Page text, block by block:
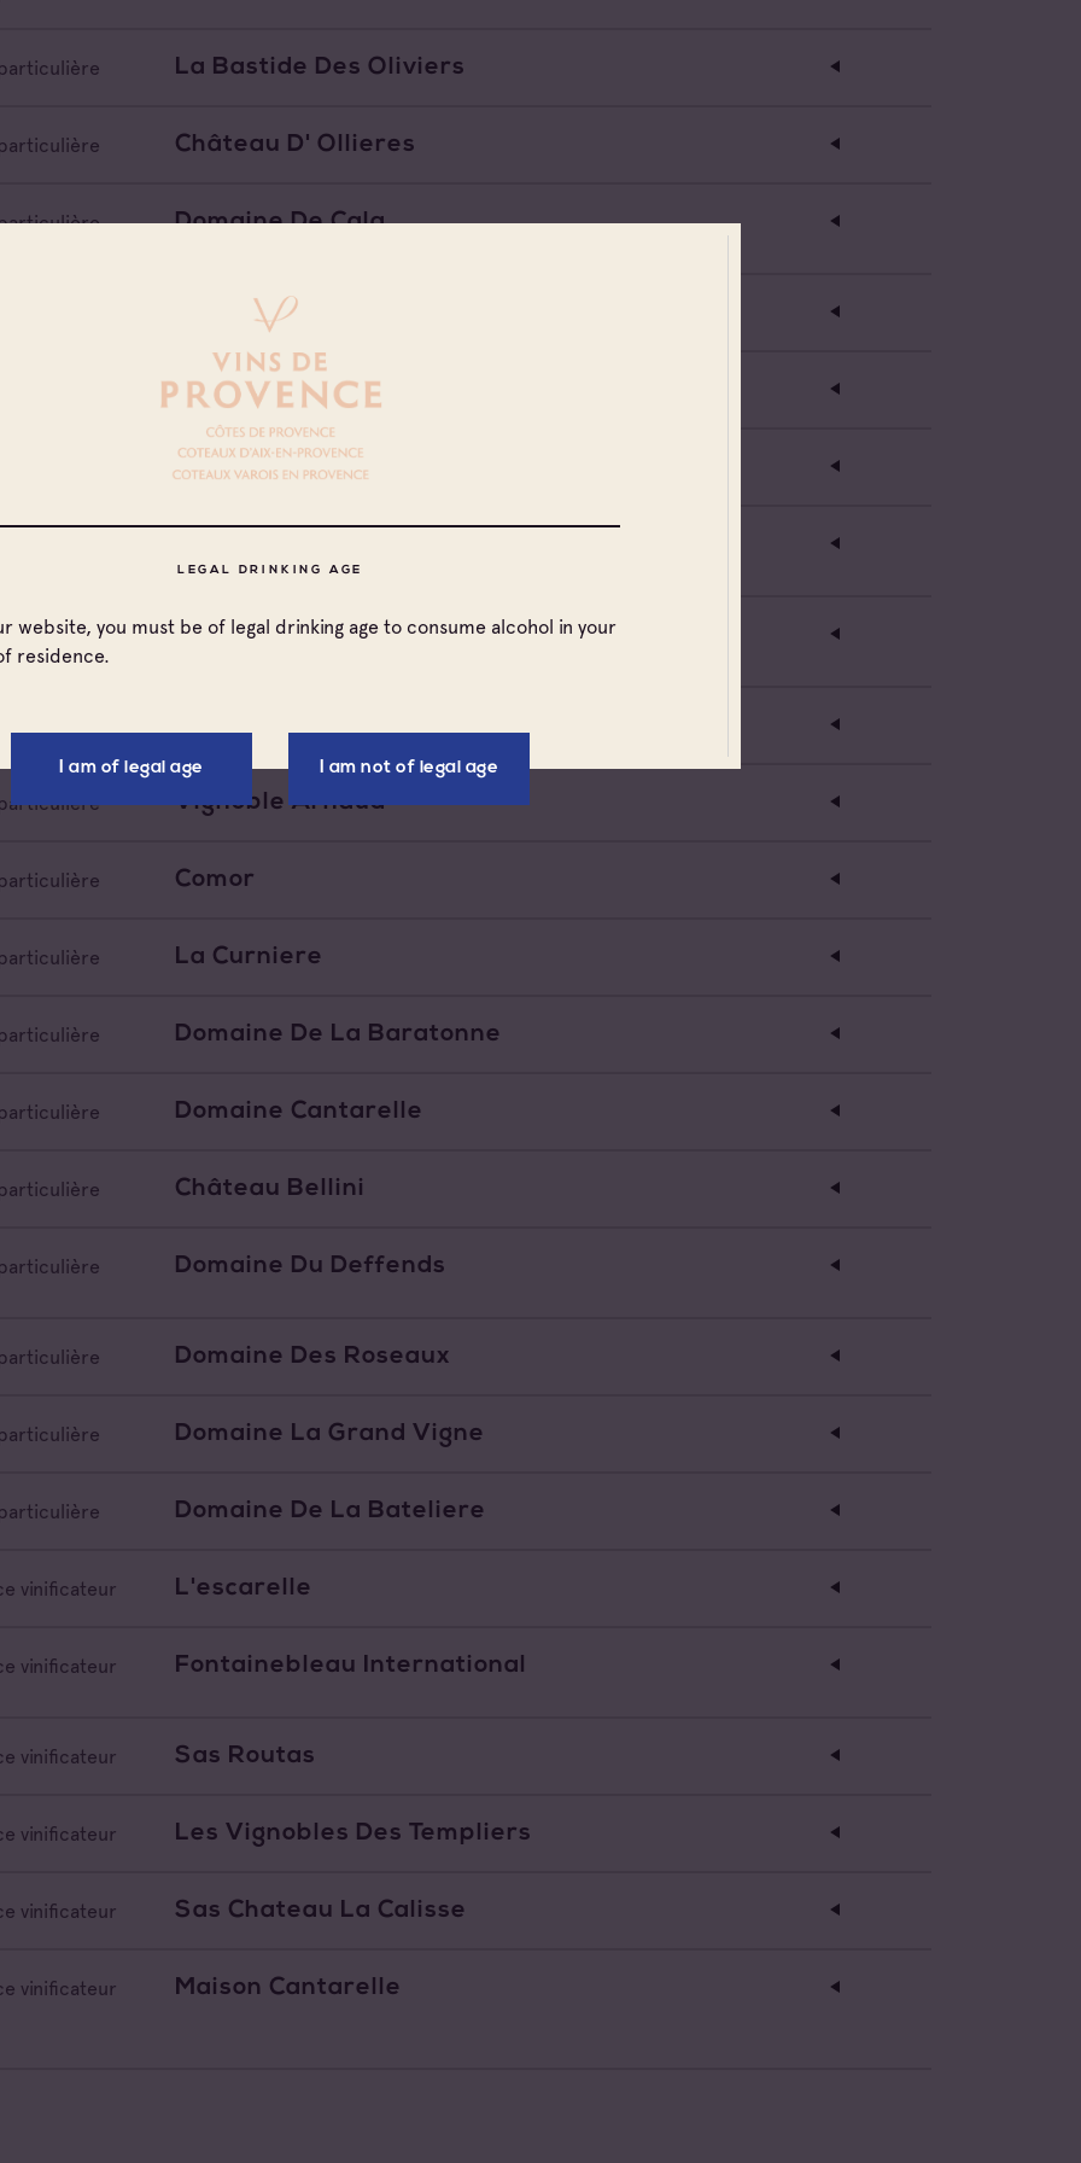
LEGAL DRINKING AGE
website, you must be of legal drinking age to consume alcohol in your
residence.
I am of legal age I am not of legal age
La Bastide Des Oliviers
Château D' Ollieres
Domaine De Cala
Chateau De La Pregentiere
Les Terres De St Hilaire
Chateau Routas
Domaine De Saint Andrieu
Vignoble Arnaud
Comor
La Curniere
Domaine De La Baratonne
Domaine Cantarelle
Château Bellini
Domaine Du Deffends
Domaine Des Roseaux
Domaine La Grand Vigne
Domaine De La Bateliere
vinificateur L'escarelle
vinificateur Fontainebleau International
vinificateur Sas Routas
vinificateur Les Vignobles Des Templiers
vinificateur Sas Chateau La Calisse
vinificateur Maison Cantarelle